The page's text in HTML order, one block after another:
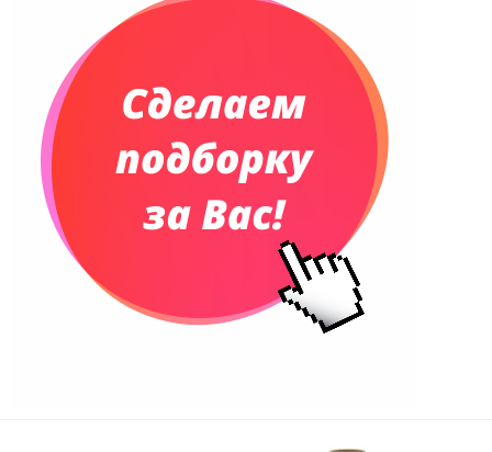
Телефонные книжки
Сумки и Рюкзаки
Сумки для планшетов и ноутбуков
Рюкзаки
Конференц-сумки
Сумки для покупок промо
Несессеры и косметички
Сумки дорожные